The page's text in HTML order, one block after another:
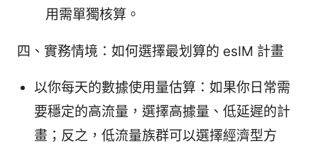
用需單獨核算。
四、實務情境：如何選擇最划算的 esIM 計畫
以你每天的數據使用量估算：如果你日常需
要穩定的高流量，選擇高據量、低延遲的計
畫；反之，低流量族群可以選擇經濟型方